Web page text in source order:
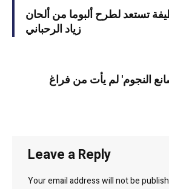
تستعد لطرح ألبوما من ألحان
زياد الرحباني
النجوم' لم يأت من فراغ
Leave a Reply
Your email address will not be